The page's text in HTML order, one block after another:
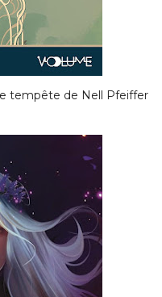
tempête de Nell Pfeiffer